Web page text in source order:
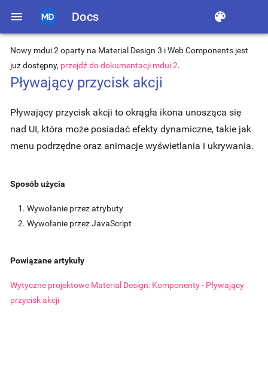
menu Docs color_lens
Nowy mdui 2 oparty na Material Design 3 i Web Components jest
już dostępny, przejdź do dokumentacji mdui 2.
Pływający przycisk akcji
Pływający przycisk akcji to okrągła ikona unosząca się
nad UI, która może posiadać efekty dynamiczne, takie jak
menu podrzędne oraz animacje wyświetlania i ukrywania.
Sposób użycia
Wywołanie przez atrybuty
Wywołanie przez JavaScript
Powiązane artykuły
Wytyczne projektowe Material Design: Komponenty - Pływający
przycisk akcji